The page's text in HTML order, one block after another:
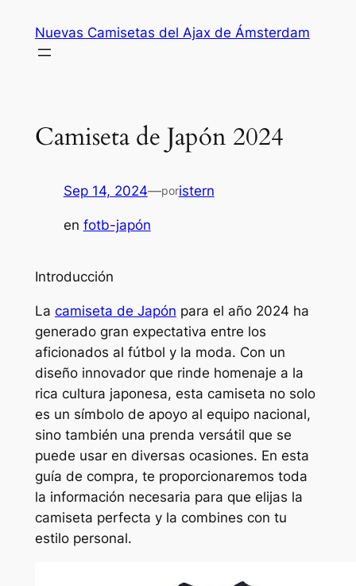
contenido
Nuevas Camisetas del Ajax de Ámsterdam
Camiseta de Japón 2024
Sep 14, 2024—poristern
en fotb-japón
Introducción
La camiseta de Japón para el año 2024 ha
generado gran expectativa entre los
aficionados al fútbol y la moda. Con un
diseño innovador que rinde homenaje a la
rica cultura japonesa, esta camiseta no solo
es un símbolo de apoyo al equipo nacional,
sino también una prenda versátil que se
puede usar en diversas ocasiones. En esta
guía de compra, te proporcionaremos toda
la información necesaria para que elijas la
camiseta perfecta y la combines con tu
estilo personal.